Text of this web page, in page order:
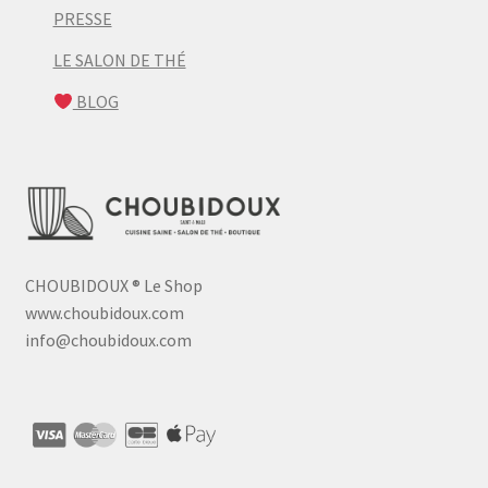
PRESSE
LE SALON DE THÉ
BLOG
CHOUBIDOUX® Le Shop
www.choubidoux.com
info@choubidoux.com